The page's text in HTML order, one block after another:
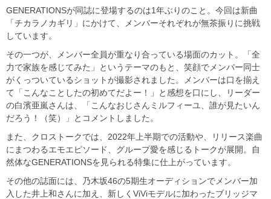
GENERATIONSが同誌に登場するのは1年ぶりのこと。今回は新曲
「チカラノカギリ」にかけて、メンバーそれぞれが無茶振りに挑戦
しています。
その一つが、メンバー全員が重なり合っている場面のカット。「全
力で家族を感じてみた」というテーマのもと、笑顔でメンバー同士
がくっついているショットが撮影されました。メンバーは口を揃え
て「こんなことしたの初めてだよー！」と感想を口にし、リーダー
の白濱亜嵐さんは、「こんなおじさんミルフィーユ、誰が見たいん
だろう！（笑）」とコメントしました。
また、クロストークでは、2022年上半期での活動や、リリース楽曲
にまつわるエモエピソード、グループ愛を感じるトークが展開。自
然体なGENERATIONSを見られる特集に仕上がっています。
その他の誌面には、乃木坂46の5期生オーディションでメンバー加
入した井上和さんに加え、新しくViViモデルに加わったブリッジマ